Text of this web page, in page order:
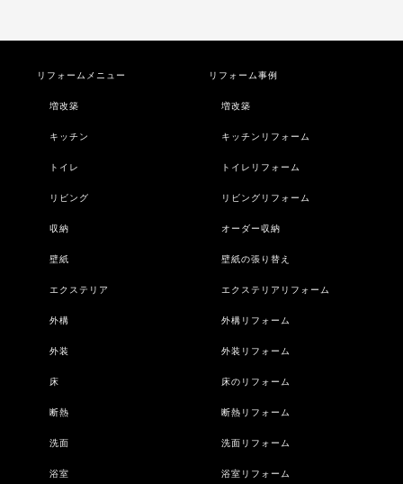
リフォームメニュー
増改築
キッチン
トイレ
リビング
収納
壁紙
エクステリア
外構
外装
床
断熱
洗面
浴室
リフォーム事例
増改築
キッチンリフォーム
トイレリフォーム
リビングリフォーム
オーダー収納
壁紙の張り替え
エクステリアリフォーム
外構リフォーム
外装リフォーム
床のリフォーム
断熱リフォーム
洗面リフォーム
浴室リフォーム